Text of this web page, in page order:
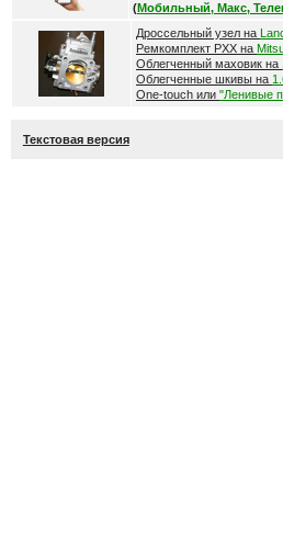
(Мобильный, Макс,
Дроссельный узел на
Ремкомплект РХХ на
Облегченный маховик на
Облегченные шкивы на
One-touch или "Ленивые
Текстовая версия